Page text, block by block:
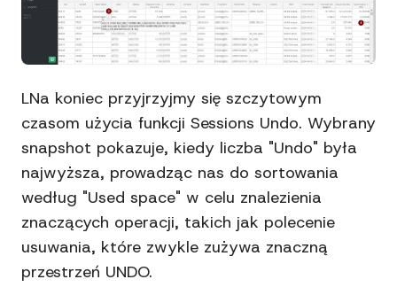
LNa koniec przyjrzyjmy się szczytowym
czasom użycia funkcji Sessions Undo. Wybrany
snapshot pokazuje, kiedy liczba "Undo" była
najwyższa, prowadząc nas do sortowania
według "Used space" w celu znalezienia
znaczących operacji, takich jak polecenie
usuwania, które zwykle zużywa znaczną
przestrzeń UNDO.